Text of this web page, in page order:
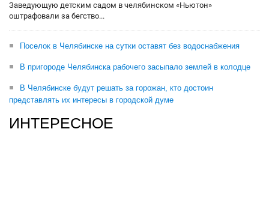
Заведующую детским садом в челябинском «Ньютон»
оштрафовали за бегство...
Поселок в Челябинске на сутки оставят без водоснабжения
В пригороде Челябинска рабочего засыпало землей в колодце
В Челябинске будут решать за горожан, кто достоин
представлять их интересы в городской думе
ИНТЕРЕСНОЕ